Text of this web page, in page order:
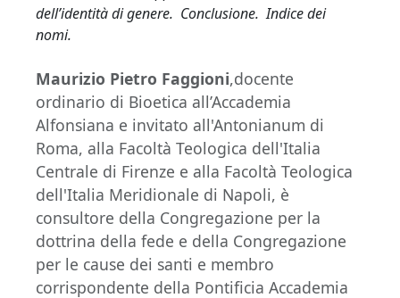
dell’identità di genere. Conclusione. Indice dei
nomi.
Maurizio Pietro Faggioni,docente
ordinario di Bioetica all’Accademia
Alfonsiana e invitato all'Antonianum di
Roma, alla Facoltà Teologica dell'Italia
Centrale di Firenze e alla Facoltà Teologica
dell'Italia Meridionale di Napoli, è
consultore della Congregazione per la
dottrina della fede e della Congregazione
per le cause dei santi e membro
corrispondente della Pontificia Accademia